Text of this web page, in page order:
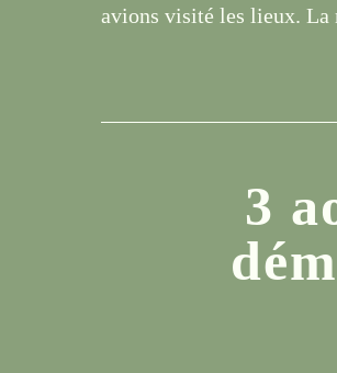
avions visité les lieux. La
3